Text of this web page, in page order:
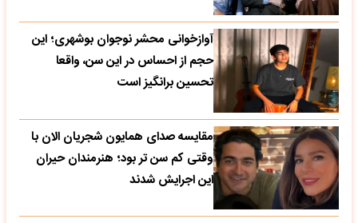
آوازخوانی محشر نوجوان بوشهری؛ این
حجم از احساس در این سن، واقعا
تحسین‌ برانگیز است
مقایسه صدای همایون شجریان الان با
وقتی کم سن تر بود؛ هنرمندان حیران
این اجرایش شدند